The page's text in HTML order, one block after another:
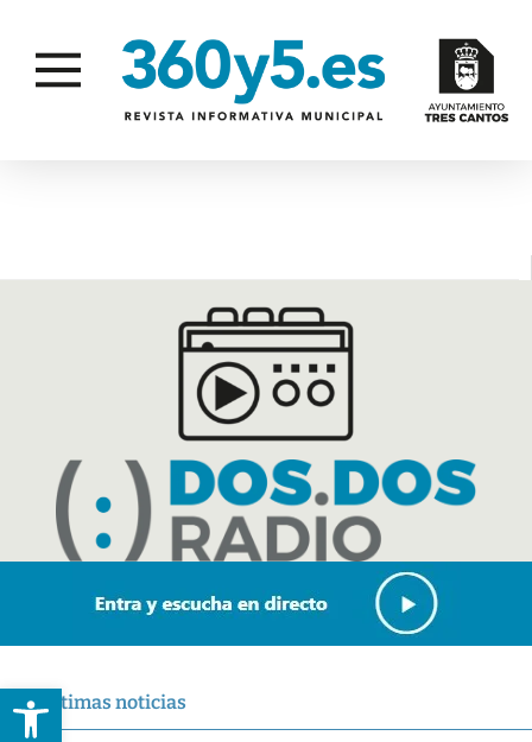
Abrir barra de herramientas
Últimas noticias